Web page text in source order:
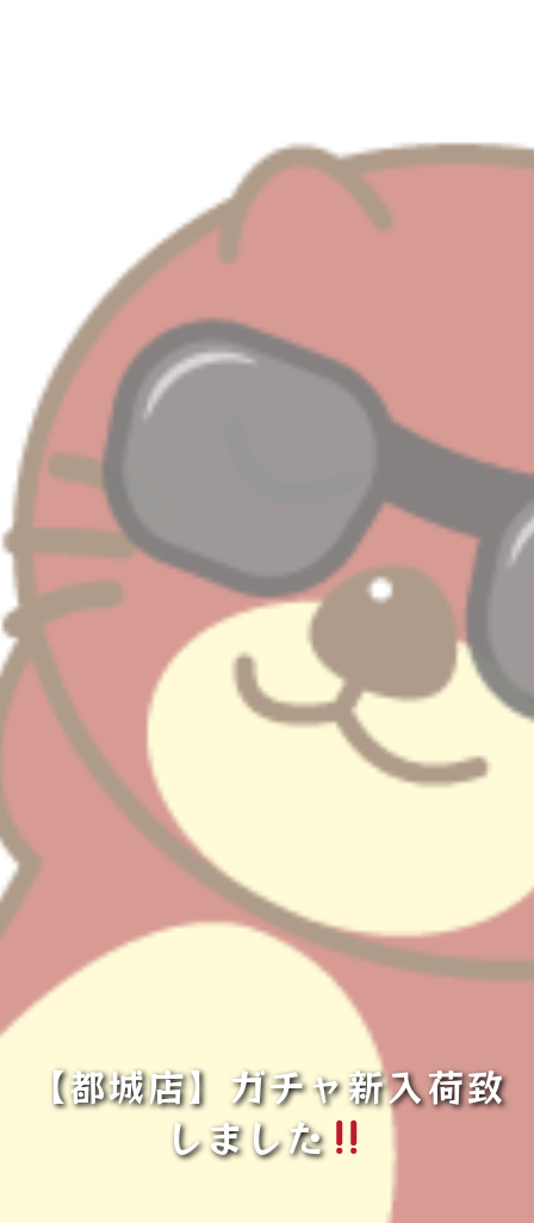
【都城店】ガチャ新入荷致
しました